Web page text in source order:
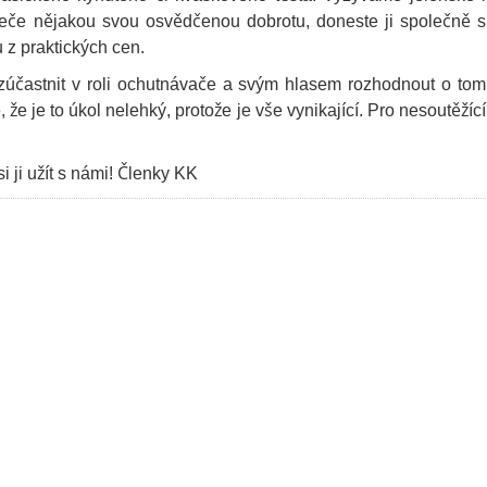
nějakou svou osvědčenou dobrotu, doneste ji společně s
z praktických cen.
v roli ochutnávače a svým hlasem rozhodnout o tom
je to úkol nelehký, protože je vše vynikající. Pro nesoutěžící
ji užít s námi! Členky KK